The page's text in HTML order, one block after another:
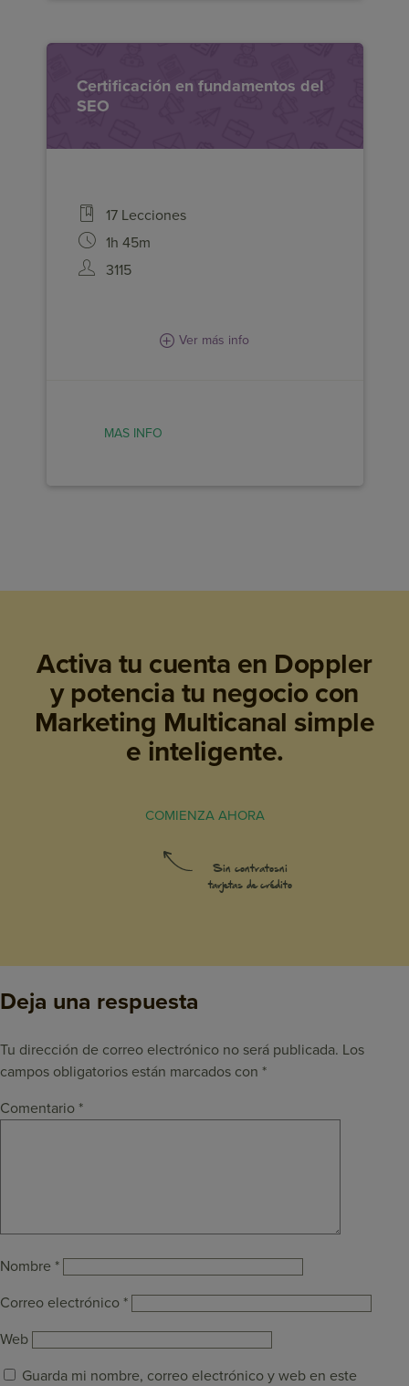
Certificación en fundamentos del
SEO
17 Lecciones
1h 45m
3115
Ver más info
MAS INFO
Activa tu cuenta en Doppler
y potencia tu negociocon
Marketing Multicanal simple
e inteligente.
COMIENZA AHORA
Sin contratosni
tarjetas de crédito
Deja una respuesta
Tu dirección de correo electrónico no será publicada. Los
campos obligatorios están marcados con *
Comentario *
Nombre *
Correo electrónico *
Web
Guarda mi nombre, correo electrónico y web en este